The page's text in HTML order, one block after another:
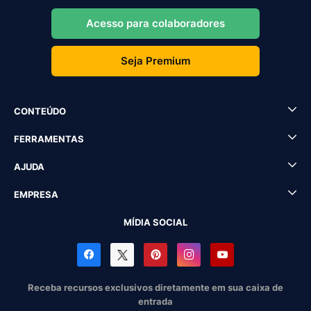
Acesso para colaboradores
Seja Premium
CONTEÚDO
FERRAMENTAS
AJUDA
EMPRESA
MÍDIA SOCIAL
Receba recursos exclusivos diretamente em sua caixa de
entrada